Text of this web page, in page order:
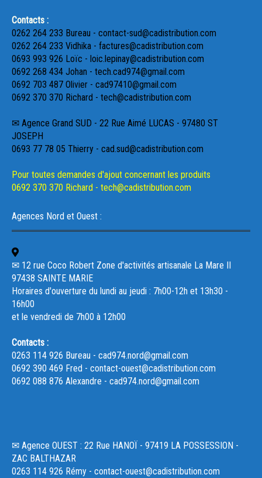
Contacts :
0262 264 233 Bureau - contact-sud@cadistribution.com
0262 264 233 Vidhika - factures@cadistribution.com
0693 993 926 Loïc - loic.lepinay@cadistribution.com
0692 268 434 Johan - tech.cad974@gmail.com
0692 703 487 Olivier - cad97410@gmail.com
0692 370 370 Richard - tech@cadistribution.com
✉ Agence Grand SUD - 22 Rue Aimé LUCAS - 97480 ST
JOSEPH
0693 77 78 05 Thierry - cad.sud@cadistribution.com
Pour toutes demandes d'ajout concernant les produits
0692 370 370 Richard - tech@cadistribution.com
Agences Nord et Ouest :
✉ 12 rue Coco Robert Zone d'activités artisanale La Mare II
97438 SAINTE MARIE
Horaires d'ouverture du lundi au jeudi : 7h00-12h et 13h30 -
16h00
et le vendredi de 7h00 à 12h00
Contacts :
0263 114 926 Bureau - cad974.nord@gmail.com
0692 390 469 Fred - contact-ouest@cadistribution.com
0692 088 876 Alexandre - cad974.nord@gmail.com
✉ Agence OUEST : 22 Rue HANOÏ - 97419 LA POSSESSION -
ZAC BALTHAZAR
0263 114 926 Rémy - contact-ouest@cadistribution.com